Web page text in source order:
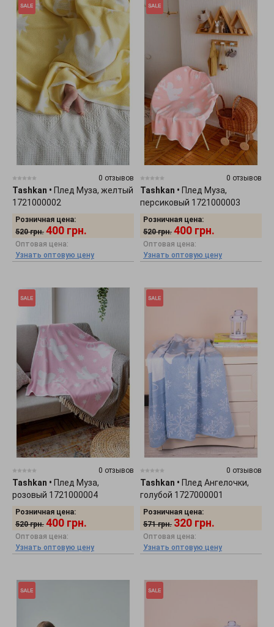
0 отзывов
Tashkan • Плед Муза, желтый
1721000002
Розничная цена:
520 грн. 400 грн.
Оптовая цена:
Узнать оптовую цену
0 отзывов
Tashkan • Плед Муза,
персиковый 1721000003
Розничная цена:
520 грн. 400 грн.
Оптовая цена:
Узнать оптовую цену
0 отзывов
Tashkan • Плед Муза,
розовый 1721000004
Розничная цена:
520 грн. 400 грн.
Оптовая цена:
Узнать оптовую цену
0 отзывов
Tashkan • Плед Ангелочки,
голубой 1727000001
Розничная цена:
571 грн. 320 грн.
Оптовая цена:
Узнать оптовую цену